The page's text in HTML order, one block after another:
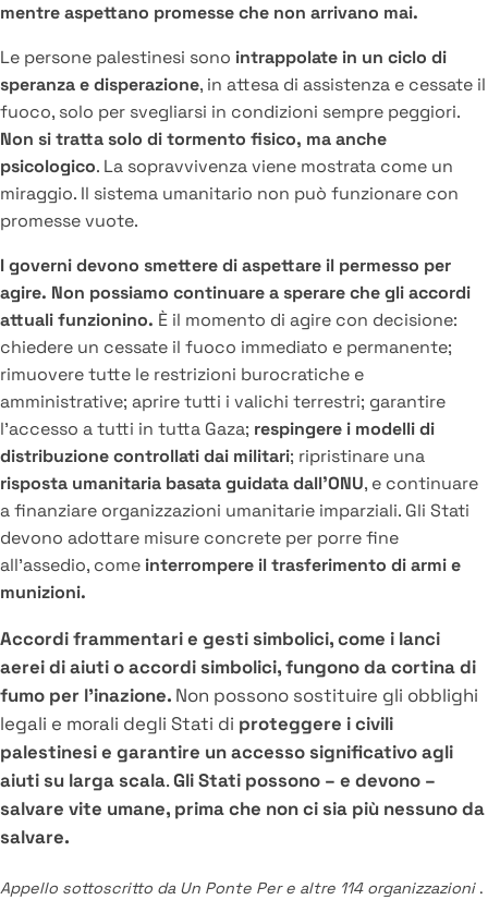
mentre aspettano promesse che non arrivano mai.
Le persone palestinesi sono intrappolate in un ciclo di
speranza e disperazione, in attesa di assistenza e cessate il
fuoco, solo per svegliarsi in condizioni sempre peggiori.
Non si tratta solo di tormento fisico, ma anche
psicologico. La sopravvivenza viene mostrata come un
miraggio. Il sistema umanitario non può funzionare con
promesse vuote.
I governi devono smettere di aspettare il permesso per
agire. Non possiamo continuare a sperare che gli accordi
attuali funzionino. È il momento di agire con decisione:
chiedere un cessate il fuoco immediato e permanente;
rimuovere tutte le restrizioni burocratiche e
amministrative; aprire tutti i valichi terrestri; garantire
l’accesso a tutti in tutta Gaza; respingere i modelli di
distribuzione controllati dai militari; ripristinare una
risposta umanitaria basata guidata dall’ONU, e continuare
a finanziare organizzazioni umanitarie imparziali. Gli Stati
devono adottare misure concrete per porre fine
all’assedio, come interrompere il trasferimento di armi e
munizioni.
Accordi frammentari e gesti simbolici, come i lanci
aerei di aiuti o accordi simbolici, fungono da cortina di
fumo per l’inazione. Non possono sostituire gli obblighi
legali e morali degli Stati di proteggere i civili
palestinesi e garantire un accesso significativo agli
aiuti su larga scala.Gli Stati possono – e devono –
salvare vite umane, prima che non ci sia più nessuno da
salvare.
Appello sottoscritto da Un Ponte Per e altre 114 organizzazioni .